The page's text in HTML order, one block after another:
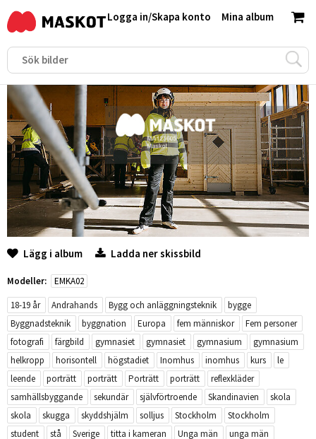
Mina album
Logga in/Skapa konto
Lägg i album Ladda ner skissbild
Modeller:
EMKA02
18-19 år
Andrahands Bygg och anläggningsteknik
bygge
Byggnadsteknik
byggnation Europa fem människor
Fem personer
fotografi
färgbild gymnasiet gymnasiet gymnasium
gymnasium
helkropp
horisontell högstadiet Inomhus inomhus kurs
le
leende
porträtt porträtt Porträtt porträtt
reflexkläder
samhällsbyggande
sekundär självförtroende Skandinavien
skola
skola
skugga skyddshjälm solljus Stockholm
Stockholm
student
stå Sverige titta i kameran Unga män
unga män